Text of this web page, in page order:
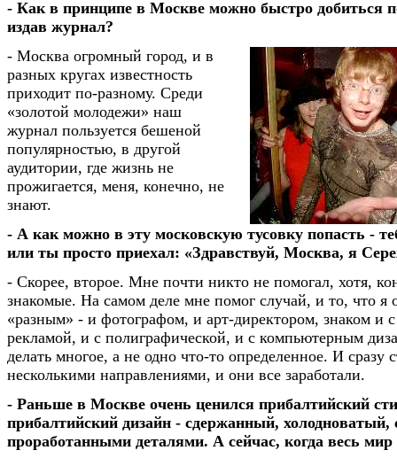
- Как в принципе в Москве можно быстро добиться
издав журнал?
- Москва огромный город, и в
разных кругах известность
приходит по-разному. Среди
«золотой молодежи» наш
журнал пользуется бешеной
популярностью, в другой
аудитории, где жизнь не
прожигается, меня, конечно, не
знают.
- А как можно в эту московскую тусовку попасть -
или ты просто приехал: «Здравствуй, Москва, я
- Скорее, второе. Мне почти никто не помогал, хотя,
знакомые. На самом деле мне помог случай, и то, что я
«разным» - и фотографом, и арт-директором, знаком и с
рекламой, и с полиграфической, и с компьютерным
делать многое, а не одно что-то определенное. И сразу
несколькими направлениями, и они все заработали.
- Раньше в Москве очень ценился прибалтийский
прибалтийский дизайн - сдержанный, холодноватый,
проработанными деталями. А сейчас, когда весь